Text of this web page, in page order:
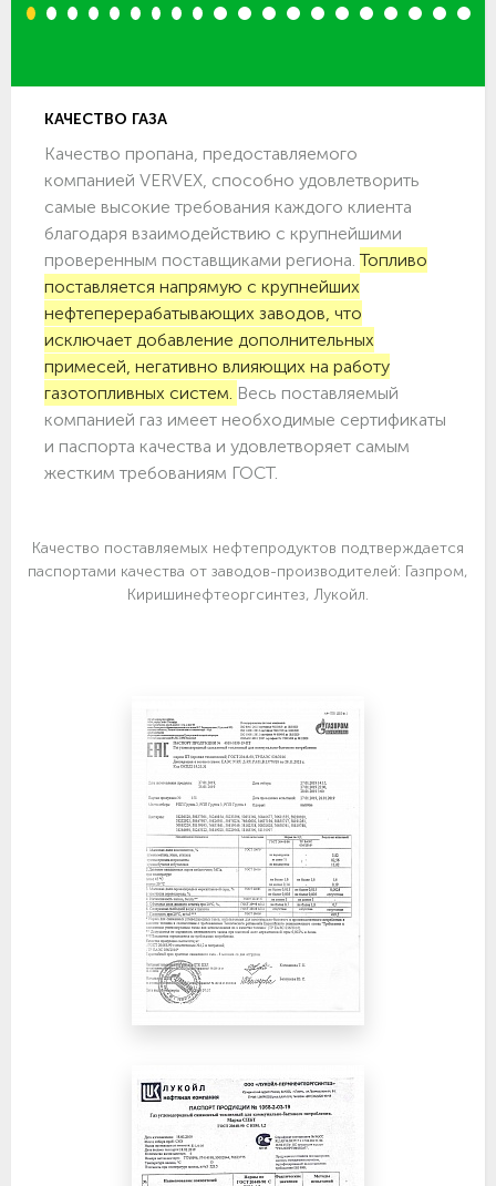
1 2 3 4 5 6 7 8 9 10 11 12 13 14 15 16 17 18 19 20
КАЧЕСТВО ГАЗА
Качество пропана, предоставляемого
компанией VERVEX, способно удовлетворить
самые высокие требования каждого клиента
благодаря взаимодействию с крупнейшими
проверенным поставщиками региона.Топливо
поставляется напрямую с крупнейших
нефтеперерабатывающих заводов, что
исключает добавление дополнительных
примесей, негативно влияющих на работу
газотопливных систем. Весь поставляемый
компанией газ имеет необходимые сертификаты
и паспорта качества и удовлетворяет самым
жестким требованиям ГОСТ.
Качество поставляемых нефтепродуктов подтверждается
паспортами качества от заводов-производителей: Газпром,
Киришинефтеоргсинтез, Лукойл.